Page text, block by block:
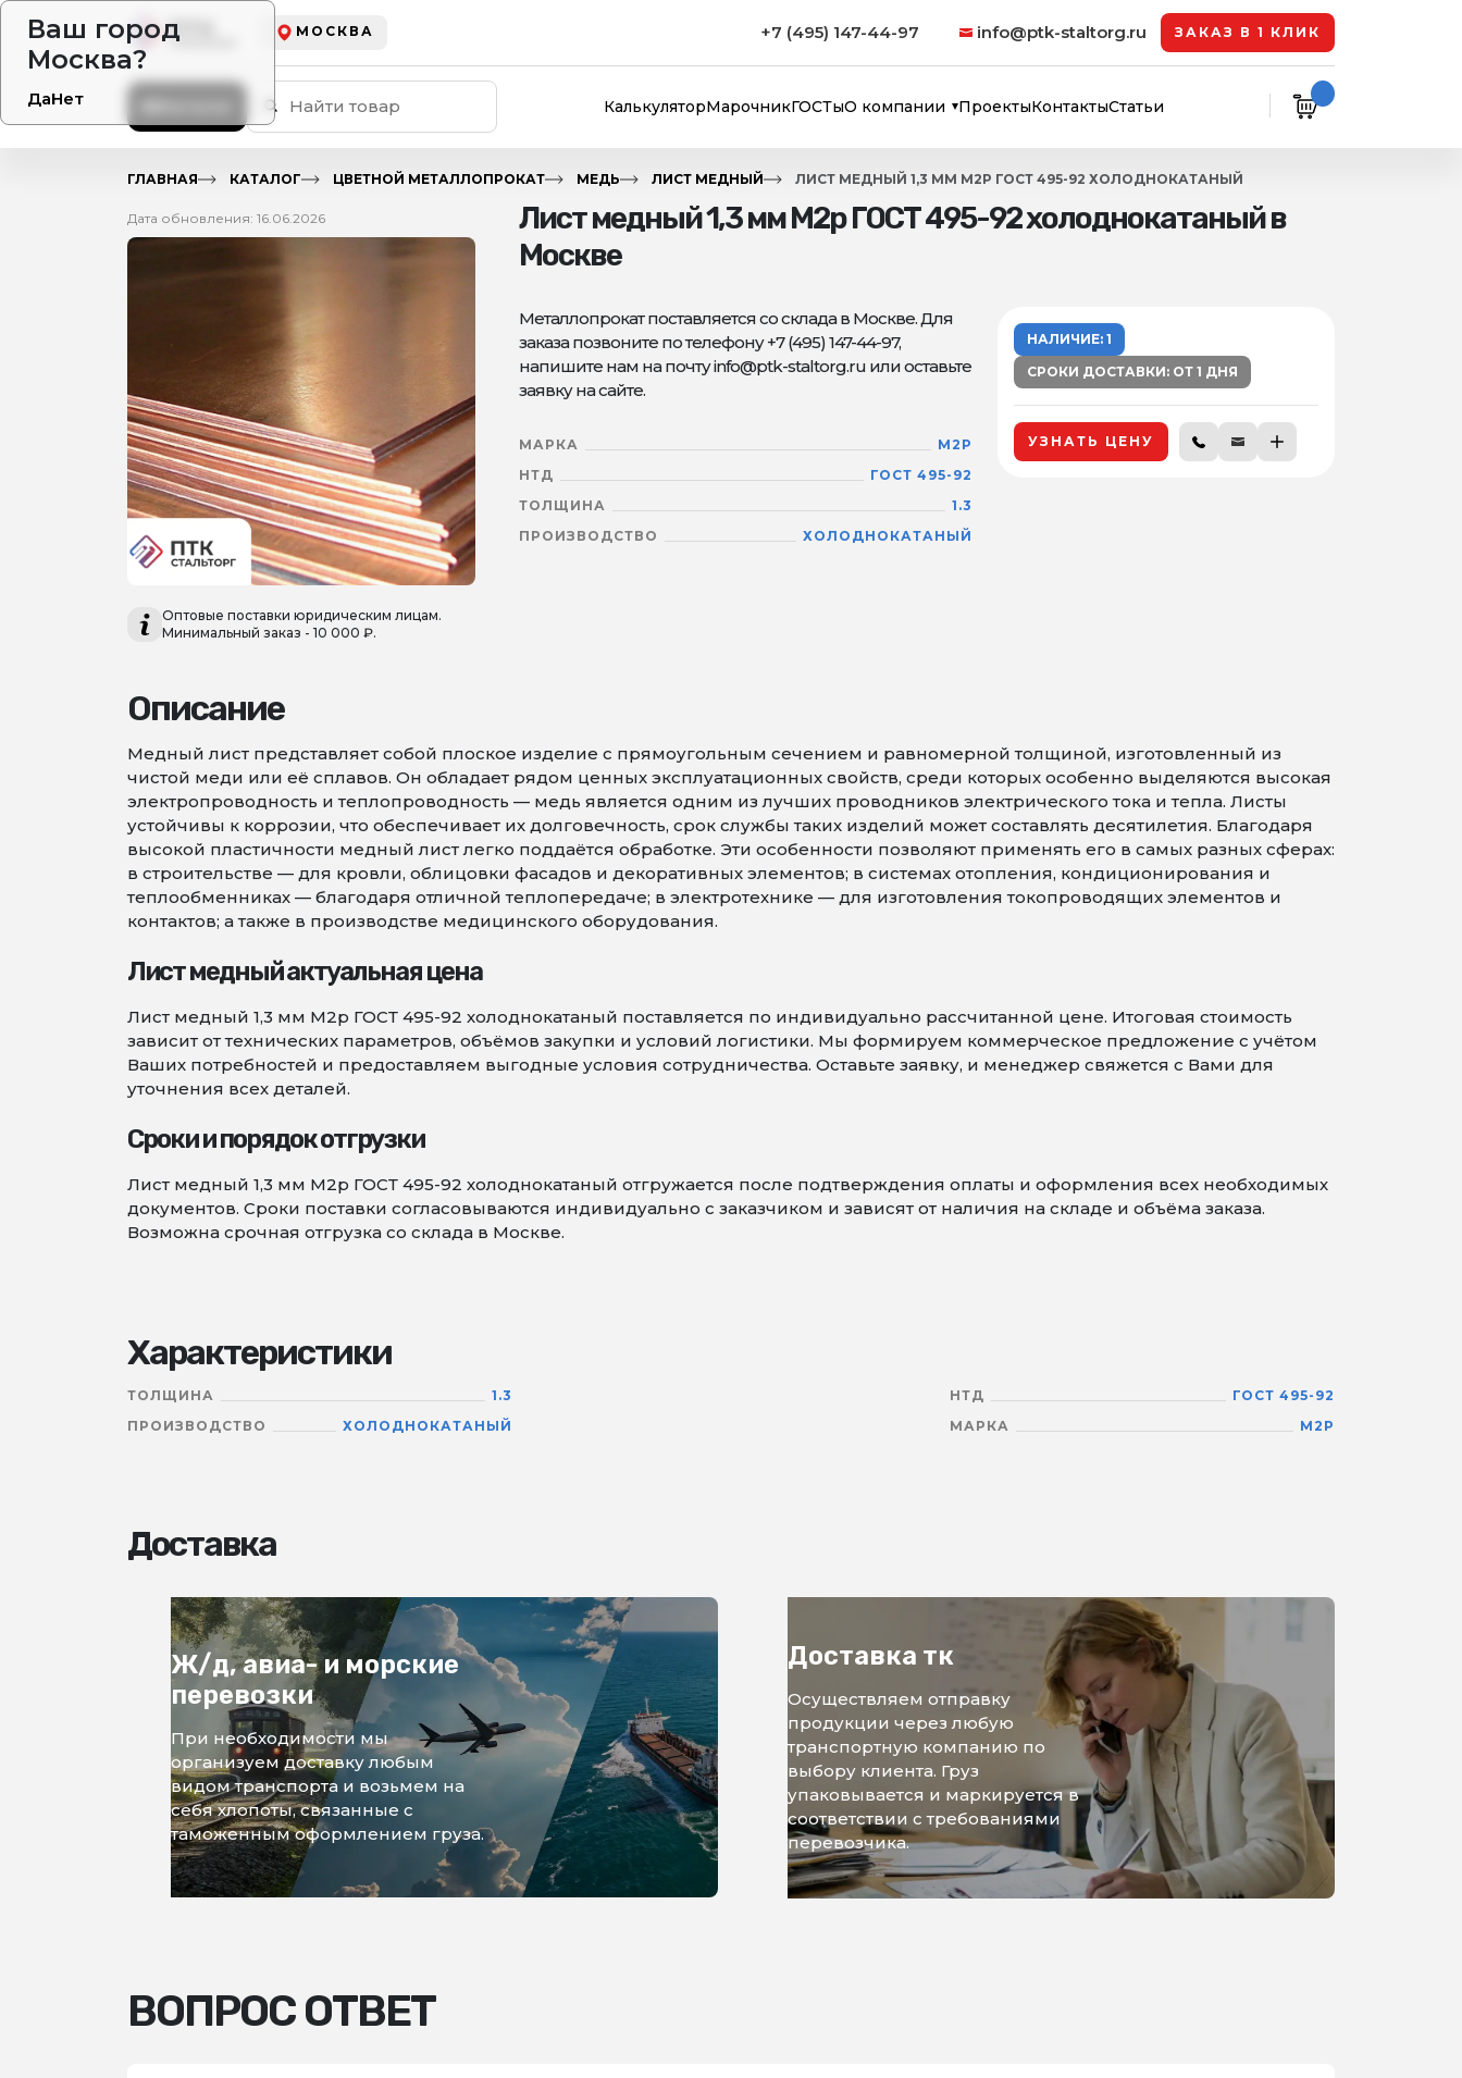
Ваш город
Москва?
ДаНет
МОСКВА +7 (495) 147-44-97 info@ptk-staltorg.ru ЗАКАЗ В 1 КЛИК
КалькуляторМарочникГОСТыО компании ПроектыКонтактыСтатьи
ГЛАВНАЯ КАТАЛОГ ЦВЕТНОЙ МЕТАЛЛОПРОКАТ МЕДЬ ЛИСТ МЕДНЫЙ ЛИСТ МЕДНЫЙ 1,3 ММ М2Р ГОСТ 495-92 ХОЛОДНОКАТАНЫЙ
Лист медный 1,3 мм М2р ГОСТ 495-92 холоднокатаный в
Москве
Металлопрокат поставляется со склада в Москве. Для
заказа позвоните по телефону +7 (495) 147-44-97,
напишите нам на почту info@ptk-staltorg.ru или оставьте
заявку на сайте.
МАРКА
М2Р
НТД
ГОСТ 495-92
ТОЛЩИНА
1.3
ПРОИЗВОДСТВО
ХОЛОДНОКАТАНЫЙ
НАЛИЧИЕ: 1
СРОКИ ДОСТАВКИ: ОТ 1 ДНЯ
УЗНАТЬ ЦЕНУ
Дата обновления: 16.06.2026
Оптовые поставки юридическим лицам.
Минимальный заказ - 10 000 ₽.
Описание
Медный лист представляет собой плоское изделие с прямоугольным сечением и равномерной толщиной, изготовленный из
чистой меди или её сплавов. Он обладает рядом ценных эксплуатационных свойств, среди которых особенно выделяются высокая
электропроводность и теплопроводность — медь является одним из лучших проводников электрического тока и тепла. Листы
устойчивы к коррозии, что обеспечивает их долговечность, срок службы таких изделий может составлять десятилетия. Благодаря
высокой пластичности медный лист легко поддаётся обработке. Эти особенности позволяют применять его в самых разных сферах:
в строительстве — для кровли, облицовки фасадов и декоративных элементов; в системах отопления, кондиционирования и
теплообменниках — благодаря отличной теплопередаче; в электротехнике — для изготовления токопроводящих элементов и
контактов; а также в производстве медицинского оборудования.
Лист медный актуальная цена
Лист медный 1,3 мм М2р ГОСТ 495-92 холоднокатаный поставляется по индивидуально рассчитанной цене. Итоговая стоимость
зависит от технических параметров, объёмов закупки и условий логистики. Мы формируем коммерческое предложение с учётом
Ваших потребностей и предоставляем выгодные условия сотрудничества. Оставьте заявку, и менеджер свяжется с Вами для
уточнения всех деталей.
Сроки и порядок отгрузки
Лист медный 1,3 мм М2р ГОСТ 495-92 холоднокатаный отгружается после подтверждения оплаты и оформления всех необходимых
документов. Сроки поставки согласовываются индивидуально с заказчиком и зависят от наличия на складе и объёма заказа.
Возможна срочная отгрузка со склада в Москве.
Характеристики
ТОЛЩИНА
1.3
ПРОИЗВОДСТВО
ХОЛОДНОКАТАНЫЙ
НТД
ГОСТ 495-92
МАРКА
М2Р
Доставка
Ж/д, авиа- и морские
перевозки
При необходимости мы
организуем доставку любым
видом транспорта и возьмем на
себя хлопоты, связанные с
таможенным оформлением груза.
Доставка тк
Осуществляем отправку
продукции через любую
транспортную компанию по
выбору клиента. Груз
упаковывается и маркируется в
соответствии с требованиями
перевозчика.
ВОПРОС ОТВЕТ